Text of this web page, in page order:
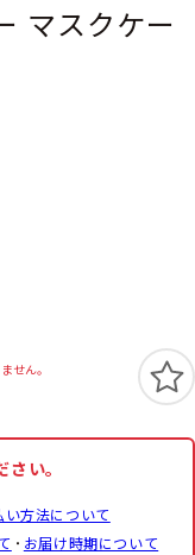
マスクケー
せん。
い。
い方法について
お届け時期について